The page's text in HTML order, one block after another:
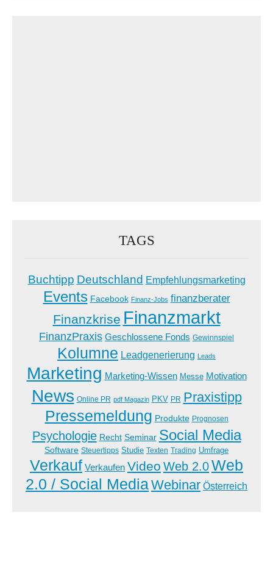
TAGS
Buchtipp Deutschland Empfehlungsmarketing
Events Facebook Finanz-Jobs finanzberater
Finanzkrise Finanzmarkt
FinanzPraxis Geschlossene Fonds Gewinnspiel
Kolumne Leadgenerierung Leads
Marketing Marketing-Wissen Messe Motivation
News Online PR pdf Magazin PKV PR Praxistipp
Pressemeldung Produkte Prognosen
Psychologie Recht Seminar Social Media
Software Steuertipps Studie Texten Trading Umfrage
Verkauf Verkaufen Video Web 2.0Web
2.0 / Social MediaWebinar Österreich